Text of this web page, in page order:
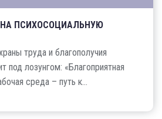
НА ПСИХОСОЦИАЛЬНУЮ
труда и благополучия
под лозунгом: «Благоприятная
среда – путь к...